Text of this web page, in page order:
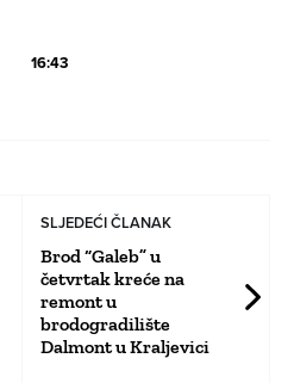
16:43
SLJEDEĆI ČLANAK
Brod “Galeb” u
četvrtak kreće na
remont u
brodogradilište
Dalmont u Kraljevici